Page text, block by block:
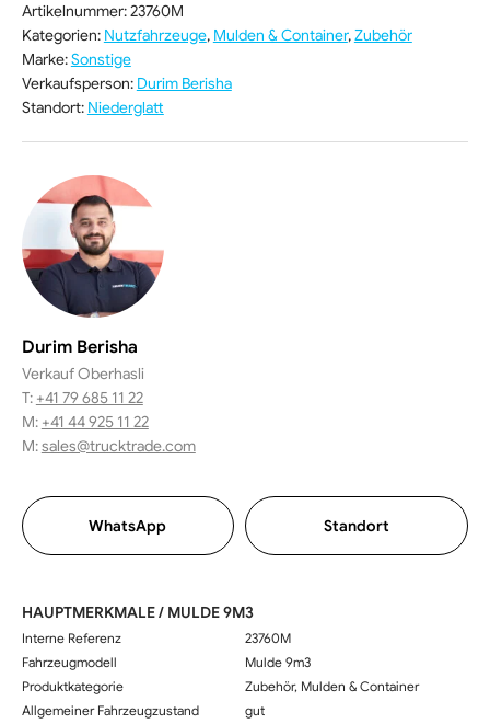
Artikelnummer:23760M
Kategorien: Nutzfahrzeuge, Mulden & Container,Zubehör
Marke:Sonstige
Verkaufsperson: Durim Berisha
Standort: Niederglatt
Durim Berisha
Verkauf Oberhasli
T: +41 79 685 11 22
M: +41 44 925 11 22
M:sales@trucktrade.com
WhatsApp Standort
HAUPTMERKMALE / MULDE 9M3
Interne Referenz
23760M
Fahrzeugmodell
Mulde 9m3
Produktkategorie
Zubehör, Mulden & Container
Allgemeiner Fahrzeugzustand
gut